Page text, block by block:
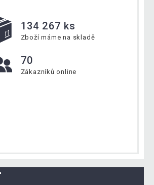
134 267 ks
Zboží máme na skladě
70
Zákazníků online